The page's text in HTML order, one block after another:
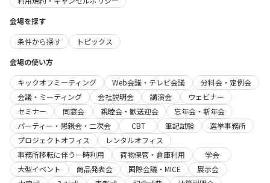
会場を探す
条件から探す
トピックス
会場の使い方
キックオフミーティング
Web会議・テレビ会議
分科会・定例会
会議・ミーティング
会社説明会 講演会
ウェビナー
セミナー
同窓会 親睦会・歓送迎会
忘年会・新年会
パーティー・懇親会・二次会
CBT 筆記試験
選挙事務所
プロジェクトオフィス
レンタルオフィス
事務所移転に伴う一時利用
荷物保管・倉庫利用
学会
大型イベント
商品発表会 国際会議・MICE
展示会